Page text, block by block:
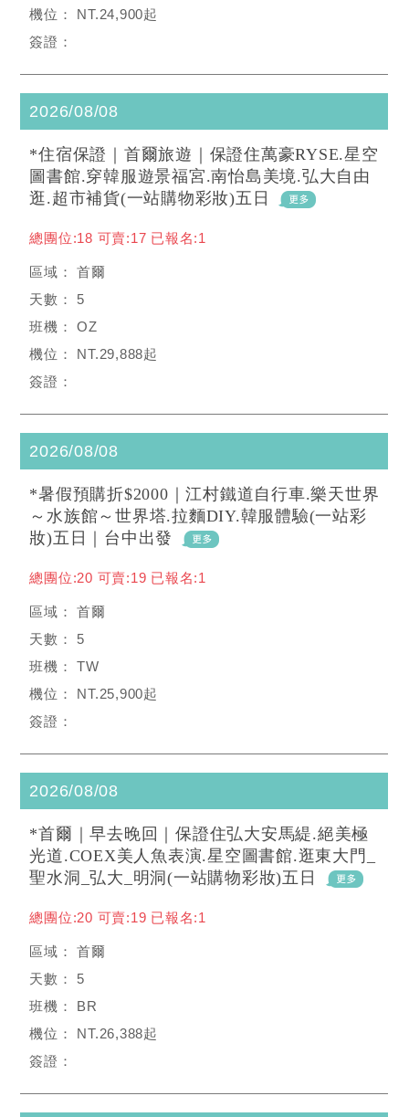
NT.24,900起
2026/08/08
*住宿保證｜首爾旅遊｜保證住萬豪RYSE.星空
圖書館.穿韓服遊景福宮.南怡島美境.弘大自由
逛.超市補貨(一站購物彩妝)五日
總團位:18 可賣:17 已報名:1
首爾
5
OZ
NT.29,888起
2026/08/08
*暑假預購折$2000｜江村鐵道自行車.樂天世界
～水族館～世界塔.拉麵DIY.韓服體驗(一站彩
妝)五日｜台中出發
總團位:20 可賣:19 已報名:1
首爾
5
TW
NT.25,900起
2026/08/08
*首爾｜早去晚回｜保證住弘大安馬緹.絕美極
光道.COEX美人魚表演.星空圖書館.逛東大門_
聖水洞_弘大_明洞(一站購物彩妝)五日
總團位:20 可賣:19 已報名:1
首爾
5
BR
NT.26,388起